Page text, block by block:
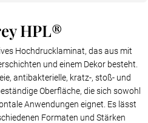
HPL®
Hochdrucklaminat, das aus mit
und einem Dekor besteht.
antibakterielle, kratz-, stoß- und
Oberfläche, die sich sowohl
Anwendungen eignet. Es lässt
Formaten und Stärken